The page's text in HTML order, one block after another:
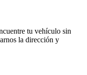
tu vehículo sin
la dirección y